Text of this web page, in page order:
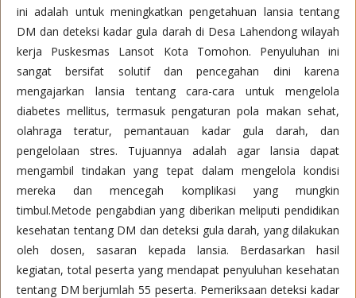
ini adalah untuk meningkatkan pengetahuan lansia tentang
DM dan deteksi kadar gula darah di Desa Lahendong wilayah
kerja Puskesmas Lansot Kota Tomohon. Penyuluhan ini
sangat bersifat solutif dan pencegahan dini karena
mengajarkan lansia tentang cara-cara untuk mengelola
diabetes mellitus, termasuk pengaturan pola makan sehat,
olahraga teratur, pemantauan kadar gula darah, dan
pengelolaan stres. Tujuannya adalah agar lansia dapat
mengambil tindakan yang tepat dalam mengelola kondisi
mereka dan mencegah komplikasi yang mungkin
timbul.Metode pengabdian yang diberikan meliputi pendidikan
kesehatan tentang DM dan deteksi gula darah, yang dilakukan
oleh dosen, sasaran kepada lansia. Berdasarkan hasil
kegiatan, total peserta yang mendapat penyuluhan kesehatan
tentang DM berjumlah 55 peserta. Pemeriksaan deteksi kadar